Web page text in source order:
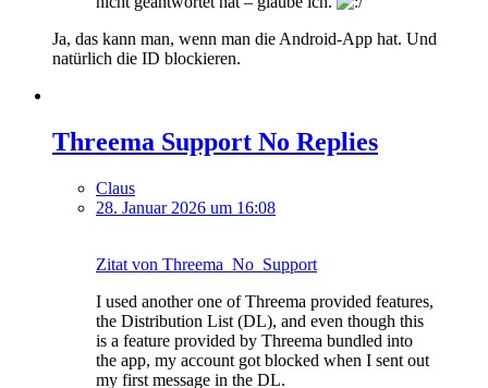
Ja, das kann man, wenn man die Android-App hat. Und
natürlich die ID blockieren.
Threema Support No Replies
Claus
28. Januar 2026 um 16:08
Zitat von Threema_No_Support
I used another one of Threema provided features,
the Distribution List (DL), and even though this
is a feature provided by Threema bundled into
the app, my account got blocked when I sent out
my first message in the DL.